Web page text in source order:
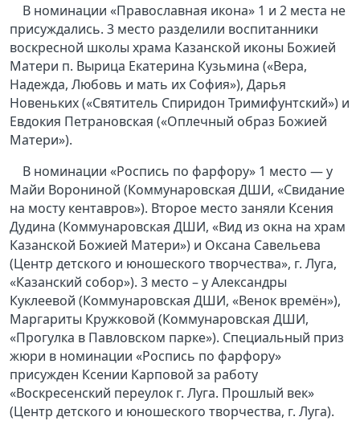
В номинации «Православная икона» 1 и 2 места не
присуждались. 3 место разделили воспитанники
воскресной школы храма Казанской иконы Божией
Матери п. Вырица Екатерина Кузьмина («Вера,
Надежда, Любовь и мать их София»), Дарья
Новеньких («Святитель Спиридон Тримифунтский») и
Евдокия Петрановская («Оплечный образ Божией
Матери»).
В номинации «Роспись по фарфору» 1 место — у
Майи Ворониной (Коммунаровская ДШИ, «Свидание
на мосту кентавров»). Второе место заняли Ксения
Дудина (Коммунаровская ДШИ, «Вид из окна на храм
Казанской Божией Матери») и Оксана Савельева
(Центр детского и юношеского творчества», г. Луга,
«Казанский собор»). 3 место – у Александры
Куклеевой (Коммунаровская ДШИ, «Венок времён»),
Маргариты Кружковой (Коммунаровская ДШИ,
«Прогулка в Павловском парке»). Специальный приз
жюри в номинации «Роспись по фарфору»
присужден Ксении Карповой за работу
«Воскресенский переулок г. Луга. Прошлый век»
(Центр детского и юношеского творчества, г. Луга).